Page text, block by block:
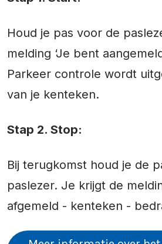
Houd je pas voor de
melding ‘Je bent
Parkeer controle wordt
van je kenteken.
Stap 2. Stop:
Bij terugkomst houd je de
paslezer. Je krijgt de
afgemeld - kenteken -